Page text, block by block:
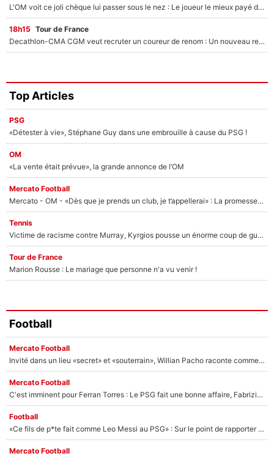
L'OM voit ce joli chèque lui passer sous le nez : Le joueur le mieux payé du club refuse de partir, son transfert est annulé à la dernière minute !
18h15 Tour de France
Decathlon-CMA CGM veut recruter un coureur de renom : Un nouveau renfort important arrive pour Paul Seixas ?
Top Articles
PSG
«Détester à vie», Stéphane Guy dans une embrouille à cause du PSG !
OM
«La vente était prévue», la grande annonce de l’OM
Mercato Football
Mercato - OM - «Dès que je prends un club, je t’appellerai» : La promesse de Marcelino au moment de claquer la porte
Tennis
Victime de racisme contre Murray, Kyrgios pousse un énorme coup de gueule !
Tour de France
Marion Rousse : Le mariage que personne n'a vu venir !
Football
Mercato Football
Invité dans un lieu «secret» et «souterrain», Willian Pacho raconte comment il a négocié son transfert au PSG !
Mercato Football
C'est imminent pour Ferran Torres : Le PSG fait une bonne affaire, Fabrizio Romano révèle le vrai prix du joueur !
Football
«Ce fils de p*te fait comme Leo Messi au PSG» : Sur le point de rapporter gros à l'OM, Facundo Medina raconte son clash avec des supporters !
Mercato Football